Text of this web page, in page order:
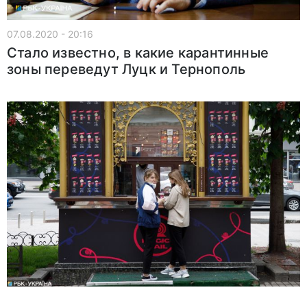
07.08.2020 - 20:16
Стало известно, в какие карантинные
зоны переведут Луцк и Тернополь